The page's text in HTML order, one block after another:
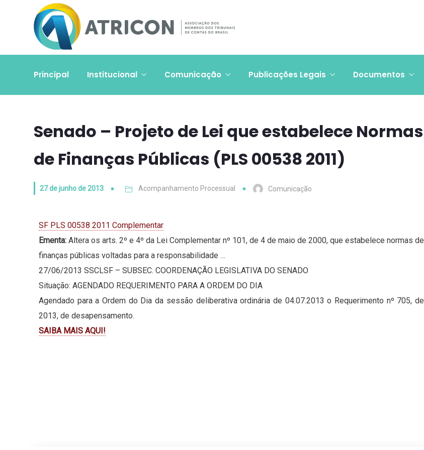
Principal Institucional Comunicação Publicações Legais Documentos
Senado – Projeto de Lei que estabelece Normas
de Finanças Públicas (PLS 00538 2011)
27 de junho de 2013 Acompanhamento Processual Comunicação
SF PLS 00538 2011 Complementar
Ementa: Altera os arts. 2º e 4º da Lei Complementar nº 101, de 4 de maio de 2000, que estabelece normas de
finanças públicas voltadas para a responsabilidade …
27/06/2013 SSCLSF – SUBSEC. COORDENAÇÃO LEGISLATIVA DO SENADO
Situação: AGENDADO REQUERIMENTO PARA A ORDEM DO DIA
Agendado para a Ordem do Dia da sessão deliberativa ordinária de 04.07.2013 o Requerimento nº 705, de
2013, de desapensamento.
SAIBA MAIS AQUI!